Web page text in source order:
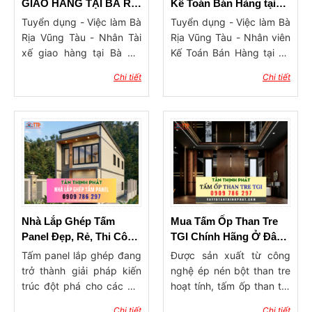
trúc sư và cả khách hàng
cá nhân đang dần chuyển
sang mua hàng trực tiếp
tại các tổng kho vật tư nội
trung gian. Điều này
không chỉ giúp tiết kiệm
chi phí mà còn đảm bảo
nguồn hàng ổn định, mẫu
mã luôn cập nhật theo xu
hướng. Trong bài viết này,
chúng tôi sẽ giới thiệu đến
bạn địa chỉ tổng kho vật
tư trang trí nội thất Bà Rịa
Vũng Tàu uy tín, chuyên
cung cấp đầy đủ các
phào chỉ, sàn nhựa, nẹp
trang trí, vật tư thi công…
với dịch vụ tư vấn – giao
hàng – hỗ trợ thi công tận
GIAO HÀNG TẠI BÀ RỊA
VŨNG TÀU
Tuyển dụng - Việc làm Bà
Rịa Vũng Tàu - Nhân Tài
xế giao hàng tại Bà Rịa
Chi tiết
Kế Toán Bán Hàng tại
Bà Rịa
Tuyển dụng - Việc làm Bà
Rịa Vũng Tàu - Nhân viên
Kế Toán Bán Hàng tại Bà
Chi tiết
Nhà Lắp Ghép Tấm
Panel Đẹp, Rẻ, Thi Công
Nhanh
Tấm panel lắp ghép đang
trở thành giải pháp kiến
trúc đột phá cho các mô
Mua Tấm Ốp Than Tre
TGI Chính Hãng Ở Đâu
Tại Bà Rịa Vũng Tàu
Được sản xuất từ công
nghệ ép nén bột than tre
hoạt tính, tấm ốp than tre